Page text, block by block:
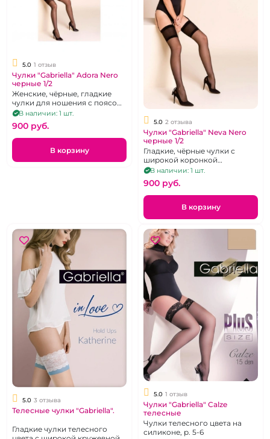
5.0 1 отзыв
Чулки "Gabriella" Adora Nero
черные 1/2
Женские, чёрные, гладкие
чулки для ношения с поясом
или корсетом с пажами.
Плотность 15 Den, Р.36-42
В наличии: 1 шт.
900 pуб.
В корзину
5.0 2 отзыва
Чулки "Gabriella" Neva Nero
черные 1/2
Гладкие, чёрные чулки с
широкой коронкой
предназначенные для
ношения с поясом. Р 40-44
В наличии: 1 шт.
900 pуб.
В корзину
5.0 3 отзыва
Телесные чулки "Gabriella".
Гладкие чулки телесного
5.0 1 отзыв
Чулки "Gabriella" Calze
телесные
Чулки телесного цвета на
силиконе, р. 5-6